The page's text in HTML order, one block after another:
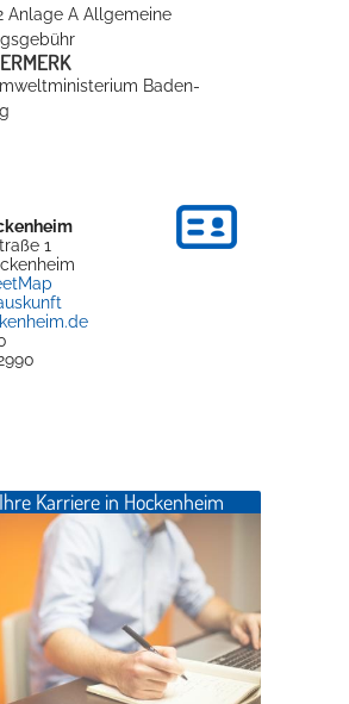
Anlage A Allgemeine
Baden-
1
Karriere in Hockenheim